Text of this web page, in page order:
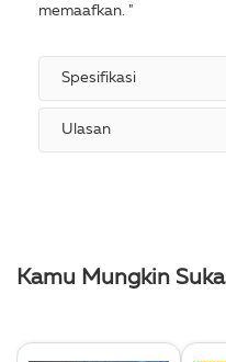
memaafkan. "
Spesifikasi
Ulasan
Kamu Mungkin Suka